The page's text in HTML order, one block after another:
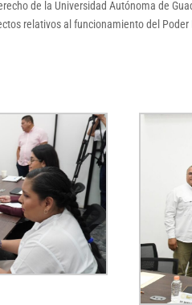
de la Universidad Autónoma de
relativos al funcionamiento del